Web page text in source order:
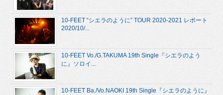
10-FEET “シエラのように” TOUR 2020-2021 レポート
2020/10/...
10-FEET Vo./G.TAKUMA 19th Single『シエラのよう
に』ソロイ...
10-FEET Ba./Vo.NAOKI 19th Single『シエラのように』